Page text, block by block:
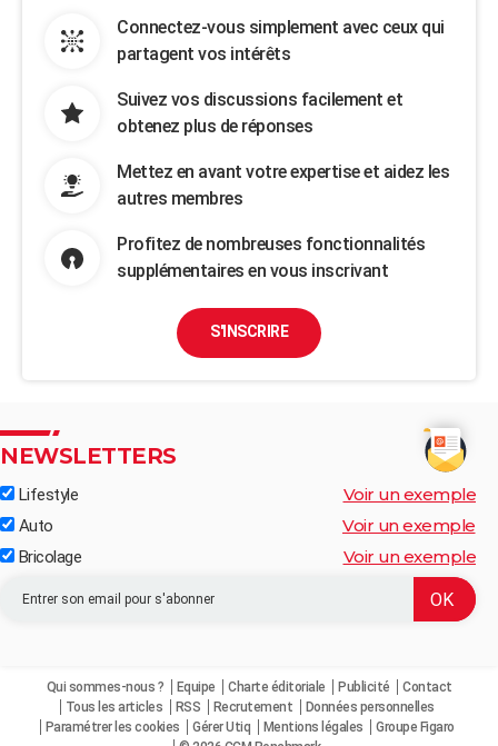
Connectez-vous simplement avec ceux qui
partagent vos intérêts
Suivez vos discussions facilement et
obtenez plus de réponses
Mettez en avant votre expertise et aidez les
autres membres
Profitez de nombreuses fonctionnalités
supplémentaires en vous inscrivant
S'INSCRIRE
NEWSLETTERS
Lifestyle Voir un exemple
Auto Voir un exemple
Bricolage Voir un exemple
Qui sommes-nous ? Equipe Charte éditoriale Publicité
Contact
Tous les articles
RSS Recrutement
Données personnelles
Paramétrer les cookies
Gérer Utiq Mentions légales
Groupe Figaro